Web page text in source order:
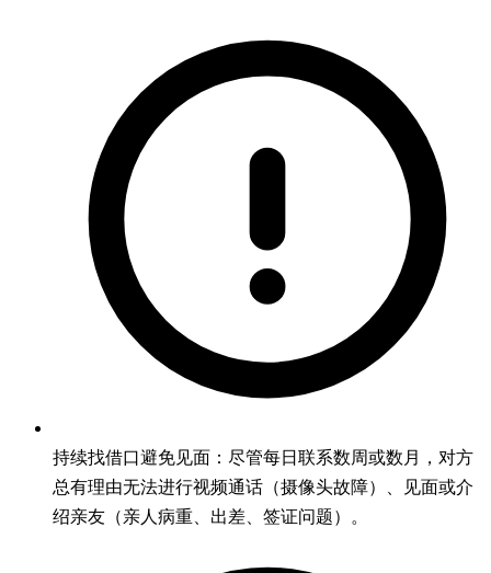
持续找借口避免见面：尽管每日联系数周或数月，对方
总有理由无法进行视频通话（摄像头故障）、见面或介
绍亲友（亲人病重、出差、签证问题）。